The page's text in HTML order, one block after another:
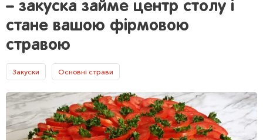
– закуска займе центр столу і
стане вашою фірмовою
стравою
Закуски Основні страви